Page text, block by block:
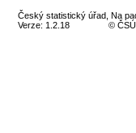
Český statistický úřad, Na
Verze: 1.2.18
©